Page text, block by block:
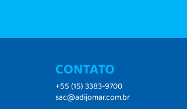
CONTATO
+55 (15) 3383-9700
sac@adijomar.com.br